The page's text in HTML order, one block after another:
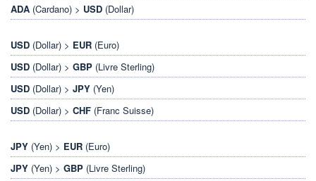
ADA (Cardano) > USD (Dollar)
USD (Dollar) > EUR (Euro)
USD (Dollar) > GBP (Livre Sterling)
USD (Dollar) > JPY (Yen)
USD (Dollar) > CHF (Franc Suisse)
JPY (Yen) > EUR (Euro)
JPY (Yen) > GBP (Livre Sterling)